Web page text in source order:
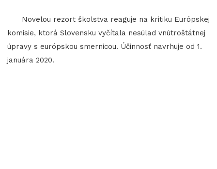
Novelou rezort školstva reaguje na kritiku Európskej
komisie, ktorá Slovensku vyčítala nesúlad vnútroštátnej
úpravy s európskou smernicou. Účinnosť navrhuje od 1.
januára 2020.